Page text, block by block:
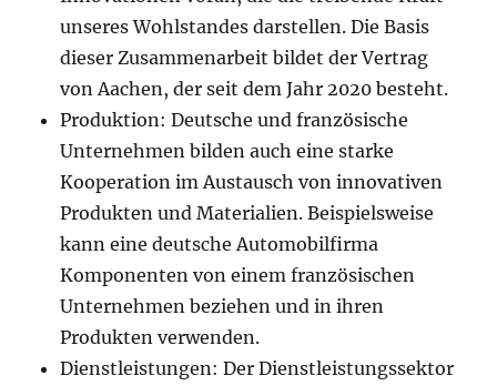
unseres Wohlstandes darstellen. Die Basis
dieser Zusammenarbeit bildet der Vertrag
von Aachen, der seit dem Jahr 2020 besteht.
Produktion: Deutsche und französische
Unternehmen bilden auch eine starke
Kooperation im Austausch von innovativen
Produkten und Materialien. Beispielsweise
kann eine deutsche Automobilfirma
Komponenten von einem französischen
Unternehmen beziehen und in ihren
Produkten verwenden.
Dienstleistungen: Der Dienstleistungssektor